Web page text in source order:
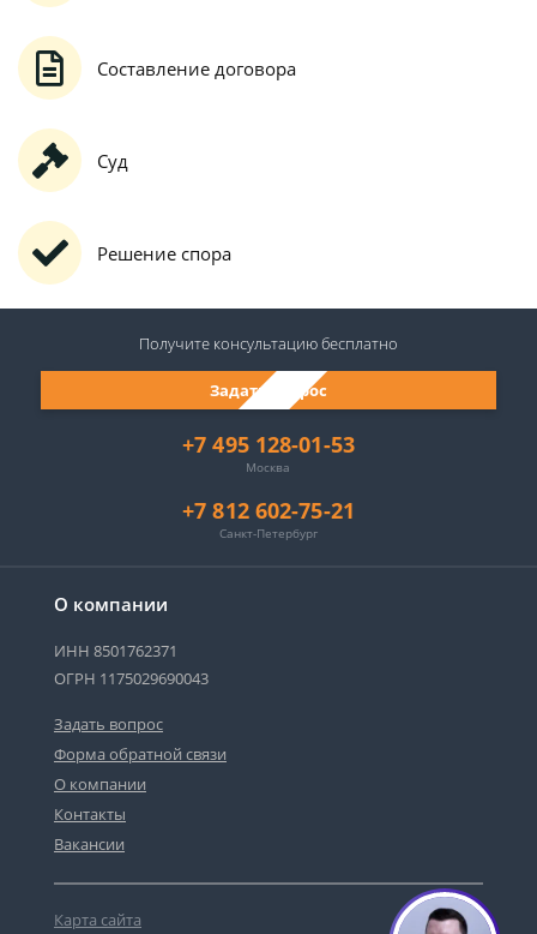
Составление договора
Суд
Решение спора
О компании
ИНН 8501762371
ОГРН 1175029690043
Задать вопрос
Форма обратной связи
О компании
Контакты
Вакансии
Карта сайта
+7 495 128-01-53
Москва
+7 812 602-75-21
Санкт-Петербург
Задать вопрос
Получите консультациюбесплатно